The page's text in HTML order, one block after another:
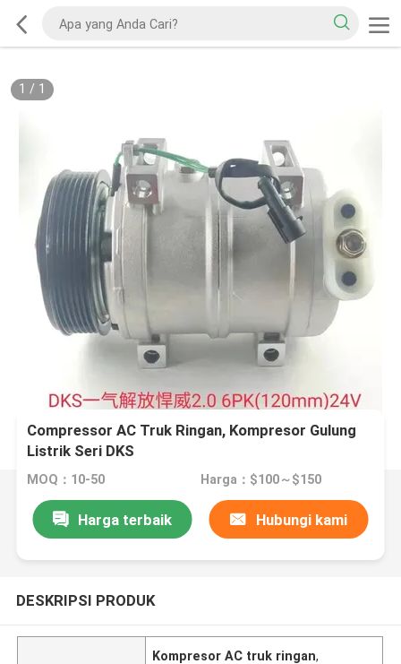
1 / 1
Compressor AC Truk Ringan, Kompresor Gulung
Listrik Seri DKS
MOQ：10-50 Harga：$100～$150
Harga terbaik Hubungi kami
DESKRIPSI PRODUK
Kompresor AC truk ringan,